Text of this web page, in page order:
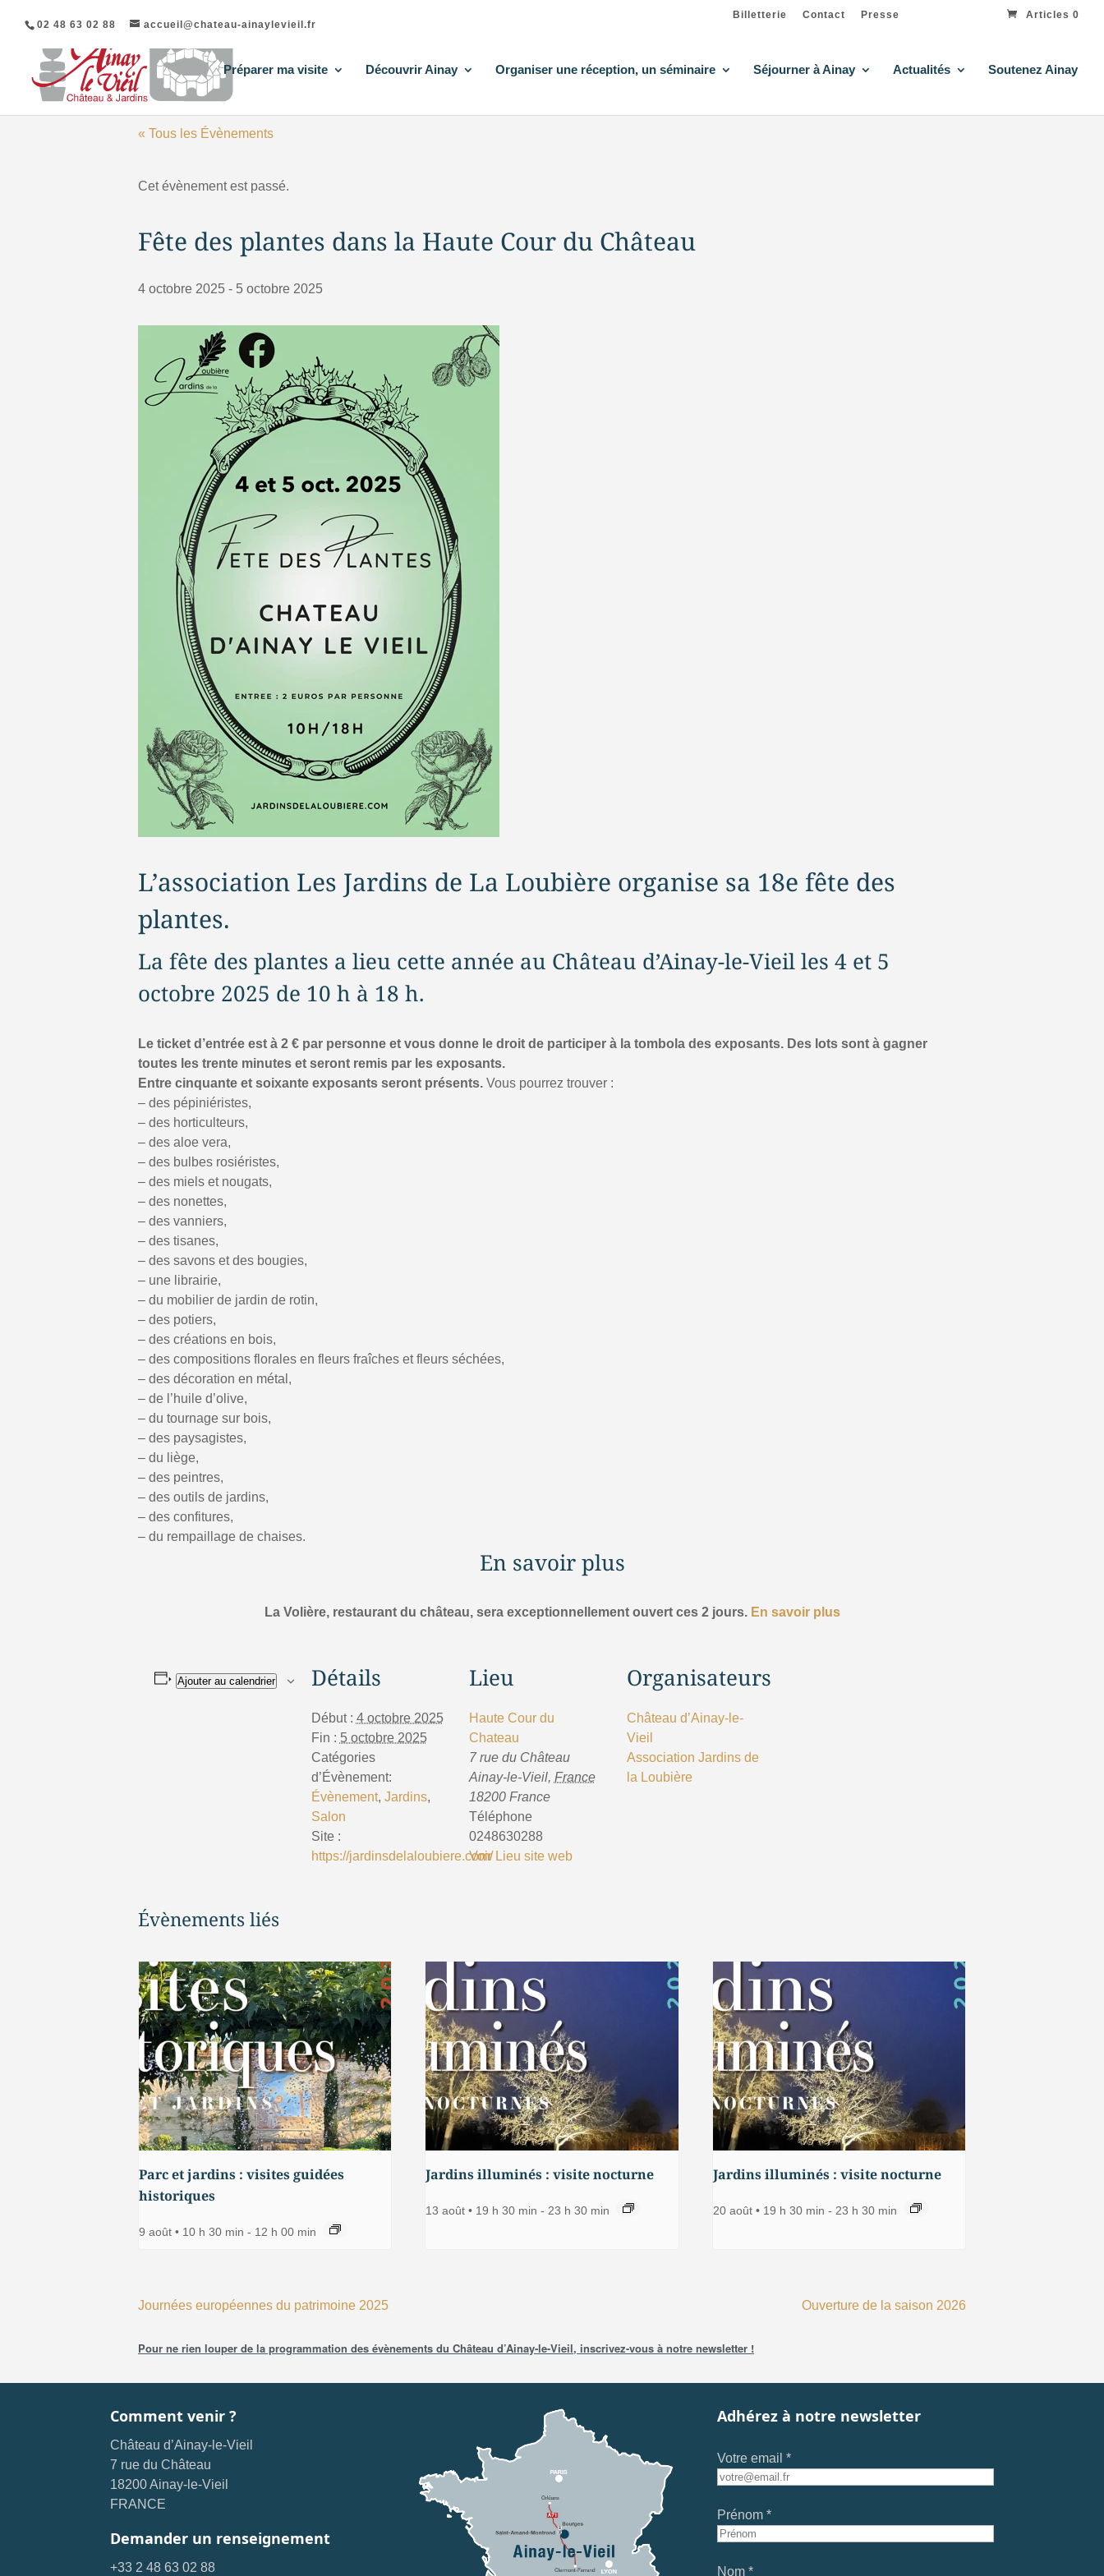
02 48 63 02 88 accueil@chateau-ainaylevieil.fr
Billetterie Contact Presse Articles 0
Préparer ma visite Découvrir Ainay Organiser une réception, un séminaire Séjourner à Ainay Actualités Soutenez Ainay
« Tous les Évènements
Cet évènement est passé.
Fête des plantes dans la Haute Cour du Château
4 octobre 2025 - 5 octobre 2025
L’association Les Jardins de La Loubière organise sa 18e fête des
plantes.
La fête des plantes a lieu cette année au Château d’Ainay-le-Vieil les 4 et 5
octobre 2025 de 10 h à 18 h.
Le ticket d’entrée est à 2 € par personne et vous donne le droit de participer à la tombola des exposants. Des lots sont à gagner
toutes les trente minutes et seront remis par les exposants.
Entre cinquante et soixante exposants seront présents. Vous pourrez trouver :
– des pépiniéristes,
– des horticulteurs,
– des aloe vera,
– des bulbes rosiéristes,
– des miels et nougats,
– des nonettes,
– des vanniers,
– des tisanes,
– des savons et des bougies,
– une librairie,
– du mobilier de jardin de rotin,
– des potiers,
– des créations en bois,
– des compositions florales en fleurs fraîches et fleurs séchées,
– des décoration en métal,
– de l’huile d’olive,
– du tournage sur bois,
– des paysagistes,
– du liège,
– des peintres,
– des outils de jardins,
– des confitures,
– du rempaillage de chaises.
En savoir plus
La Volière, restaurant du château, sera exceptionnellement ouvert ces 2 jours. En savoir plus
Ajouter au calendrier Détails
Début : 4 octobre 2025
Fin : 5 octobre 2025
Catégories
d’Évènement:
Évènement, Jardins,
Salon
Site :
https://jardinsdelaloubiere.com/
Lieu
Haute Cour du
Chateau
7 rue du Château
Ainay-le-Vieil, France
18200 France
Téléphone
0248630288
Voir Lieu site web
Organisateurs
Château d’Ainay-le-
Vieil
Association Jardins de
la Loubière
Évènements liés
Parc et jardins : visites guidées
historiques
9 août • 10 h 30 min - 12 h 00 min
Jardins illuminés : visite nocturne
13 août • 19 h 30 min - 23 h 30 min
Jardins illuminés : visite nocturne
20 août • 19 h 30 min - 23 h 30 min
Journées européennes du patrimoine 2025 Ouverture de la saison 2026
Pour ne rien louper de la programmation des évènements du Château d’Ainay-le-Vieil, inscrivez-vous à notre newsletter !
Comment venir ?
Château d’Ainay-le-Vieil
7 rue du Château
18200 Ainay-le-Vieil
FRANCE
Demander un renseignement
+33 2 48 63 02 88
Adhérez à notre newsletter
Votre email *
Prénom *
Nom *